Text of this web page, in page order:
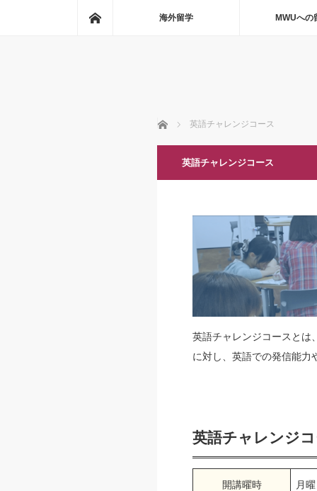
海外留学 MWUへの
ホーム 英語チャレンジコース
英語チャレンジコース
英語チャレンジコースとは
に対し、英語での発信能
英語チャレンジ
開講曜時 月